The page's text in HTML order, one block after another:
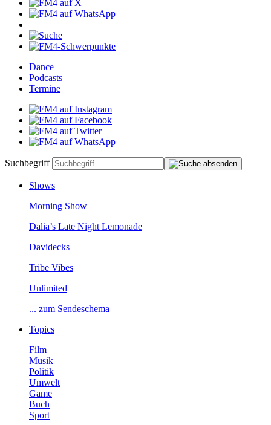
Dance
Podcasts
Termine
Suchbegriff
Shows
MorningShow
Dalia’sLateNightLemonade
Davidecks
TribeVibes
Unlimited
...zumSendeschema
Topics
Film
Musik
Politik
Umwelt
Game
Buch
Sport